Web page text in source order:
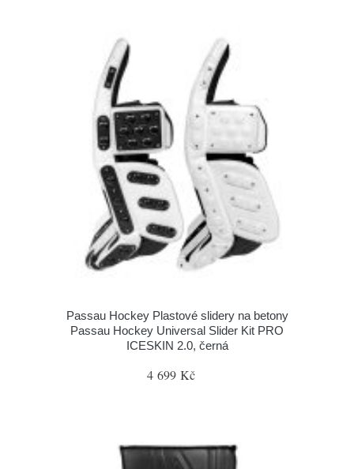
Passau Hockey Plastové slidery na betony
Passau Hockey Universal Slider Kit PRO
ICESKIN 2.0, černá
4 699 Kč